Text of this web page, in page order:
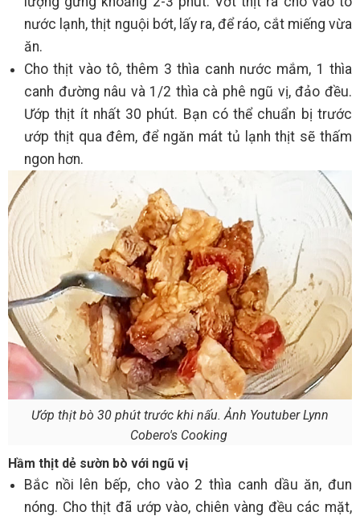
nước lạnh, thịt nguội bớt, lấy ra, để ráo, cắt miếng vừa
ăn.
Cho thịt vào tô, thêm 3 thìa canh nước mắm, 1 thìa
canh đường nâu và 1/2 thìa cà phê ngũ vị, đảo đều.
Ướp thịt ít nhất 30 phút. Bạn có thể chuẩn bị trước
ướp thịt qua đêm, để ngăn mát tủ lạnh thịt sẽ thấm
ngon hơn.
Ướp thịt bò 30 phút trước khi nấu. Ảnh Youtuber Lynn
Cobero's Cooking
Hầm thịt dẻ sườn bò với ngũ vị
Bắc nồi lên bếp, cho vào 2 thìa canh dầu ăn, đun
nóng. Cho thịt đã ướp vào, chiên vàng đều các mặt,